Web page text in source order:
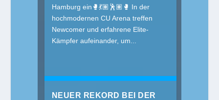
Hamburg ein🥊💃🏽🕺🏽🥊 In der
hochmodernen CU Arena treffen
Newcomer und erfahrene Elite-
Kämpfer aufeinander, um...
NEUER REKORD BEI DER